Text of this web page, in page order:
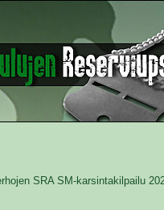
SRA SM-karsintakilpailu